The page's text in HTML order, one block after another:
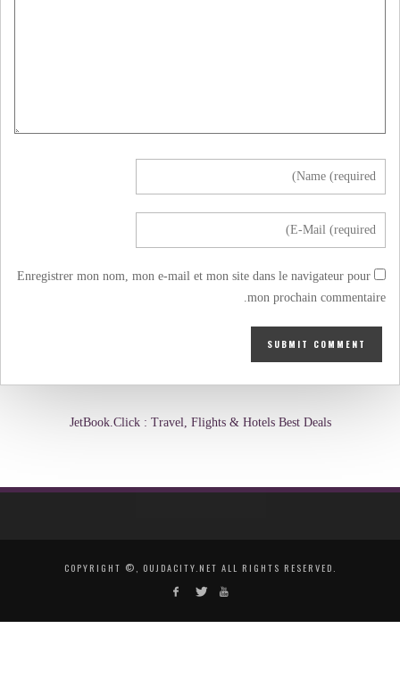
Enregistrer mon nom, mon e-mail et mon site dans le navigateur pour
mon prochain commentaire.
JetBook.Click : Travel, Flights & Hotels Best Deals
COPYRIGHT ©, OUJDACITY.NET ALL RIGHTS RESERVED.